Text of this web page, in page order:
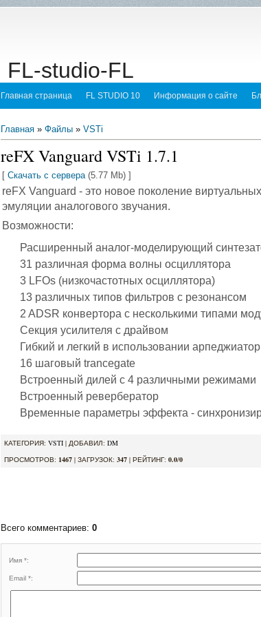
FL-studio-FL
Главная страница FL STUDIO 10 Информация о сайте
Главная » Файлы » VSTi
reFX Vanguard VSTi 1.7.1
[ Скачать с сервера(5.77 Mb) ]
reFX Vanguard - это новое поколение
эмуляции аналогового звучания.
Возможности:
Расширенный аналог-моделирующий
31 различная форма волны осциллятора
3 LFOs (низкочастотных осциллятора)
13 различных типов фильтров с резонансом
2 ADSR конвертора с несколькими типами
Секция усилителя с драйвом
Гибкий и легкий в использовании арпеджиатор
16 шаговый trancegate
Встроенный дилей с 4 различными режимами
Встроенный ревербератор
Временные параметры эффекта -
КАТЕГОРИЯ: VSTI | ДОБАВИЛ: DM
ПРОСМОТРОВ: 1467 | ЗАГРУЗОК: 347 | РЕЙТИНГ: 0.0/0
Всего комментариев: 0
Имя *:
Email *: